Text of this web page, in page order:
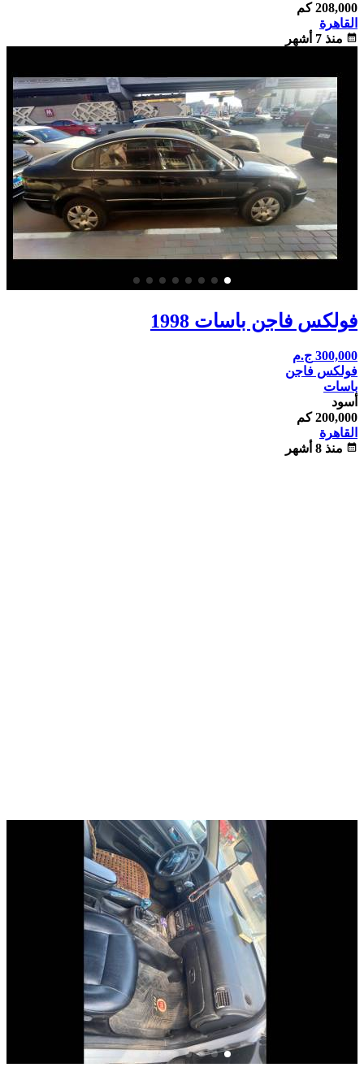
208,000 كم
القاهرة
calendar_month منذ 7 أشهر
فولكس فاجن باسات 1998
300,000 ج.م
فولكس فاجن
باسات
أسود
200,000 كم
القاهرة
calendar_month منذ 8 أشهر